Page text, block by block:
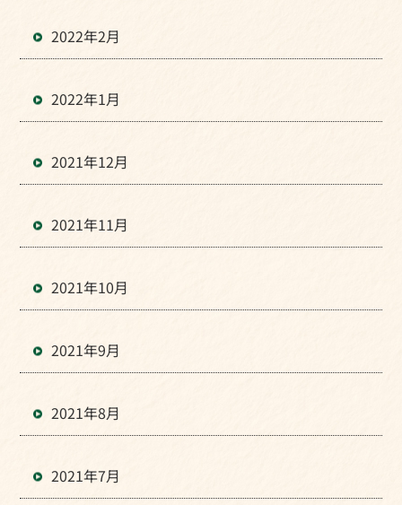
2022年2月
2022年1月
2021年12月
2021年11月
2021年10月
2021年9月
2021年8月
2021年7月